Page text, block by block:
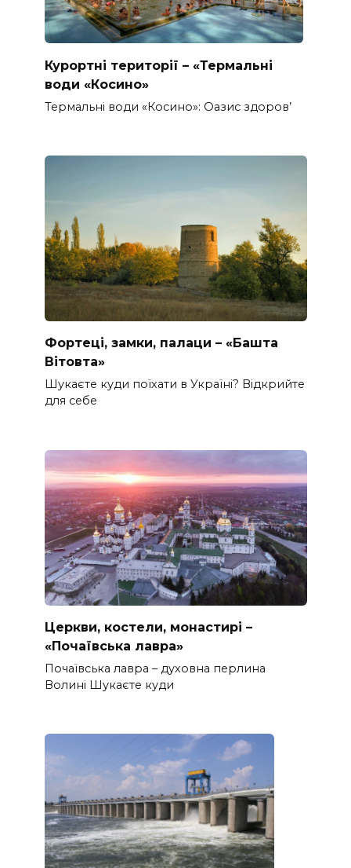
Курортні території – «Термальні
води «Косино»
Термальні води «Косино»: Оазис здоров’
Фортеці, замки, палаци – «Башта
Вітовта»
Шукаєте куди поїхати в Україні? Відкрийте
для себе
Церкви, костели, монастирі –
«Почаївська лавра»
Почаївська лавра – духовна перлина
Волині Шукаєте куди